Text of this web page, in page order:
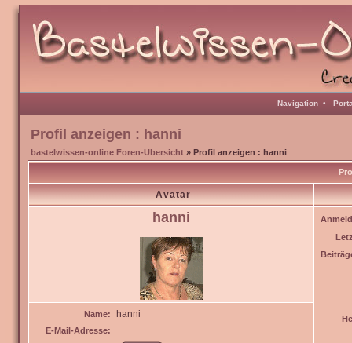
Navigation •
Profil anzeigen : hanni
bastelwissen-online Foren-Übersicht » Profil anzeigen : hanni
Avatar
hanni
Name: hanni
E-Mail-Adresse: